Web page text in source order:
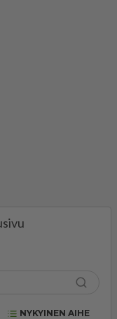
NYKYINEN AIHE